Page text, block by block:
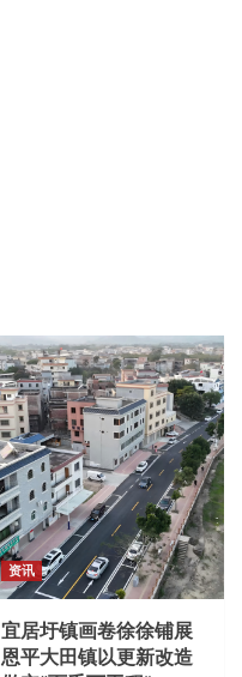
资讯
宜居圩镇画卷徐徐铺展
恩平大田镇以更新改造